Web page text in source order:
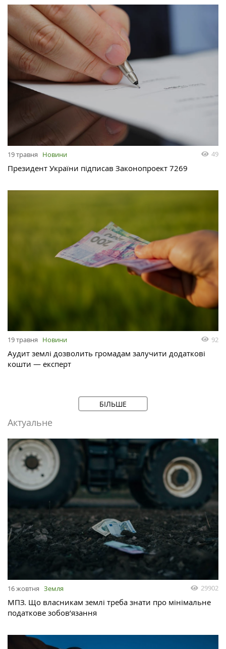
19 травня Новини 49
Президент України підписав Законопроект 7269
19 травня Новини 92
Аудит землі дозволить громадам залучити додаткові
кошти — експерт
БІЛЬШЕ
Актуальне
16 жовтня Земля 29902
МПЗ. Що власникам землі треба знати про мінімальне
податкове зобов’язання